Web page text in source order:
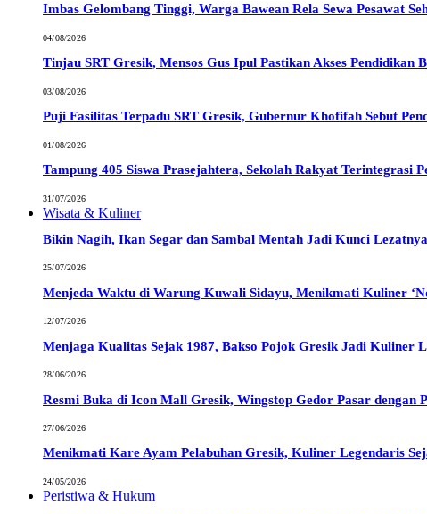
Imbas Gelombang Tinggi, Warga Bawean Rela Sewa Pesawat
04/08/2026
Tinjau SRT Gresik, Mensos Gus Ipul Pastikan Akses
03/08/2026
Puji Fasilitas Terpadu SRT Gresik, Gubernur Khofifah Sebut
01/08/2026
Tampung 405 Siswa Prasejahtera, Sekolah Rakyat Terintegrasi
31/07/2026
Wisata & Kuliner
Bikin Nagih, Ikan Segar dan Sambal Mentah Jadi Kunci
25/07/2026
Menjeda Waktu di Warung Kuwali Sidayu, Menikmati Kuliner
12/07/2026
Menjaga Kualitas Sejak 1987, Bakso Pojok Gresik Jadi Kuliner
28/06/2026
Resmi Buka di Icon Mall Gresik, Wingstop Gedor Pasar dengan
27/06/2026
Menikmati Kare Ayam Pelabuhan Gresik, Kuliner Legendaris
24/05/2026
Peristiwa & Hukum